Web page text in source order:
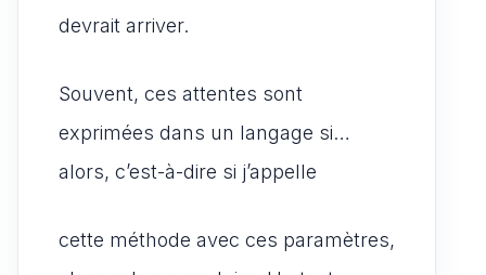
devrait arriver.
Souvent, ces attentes sont
exprimées dans un langage si…
alors, c’est-à-dire si j’appelle
cette méthode avec ces paramètres,